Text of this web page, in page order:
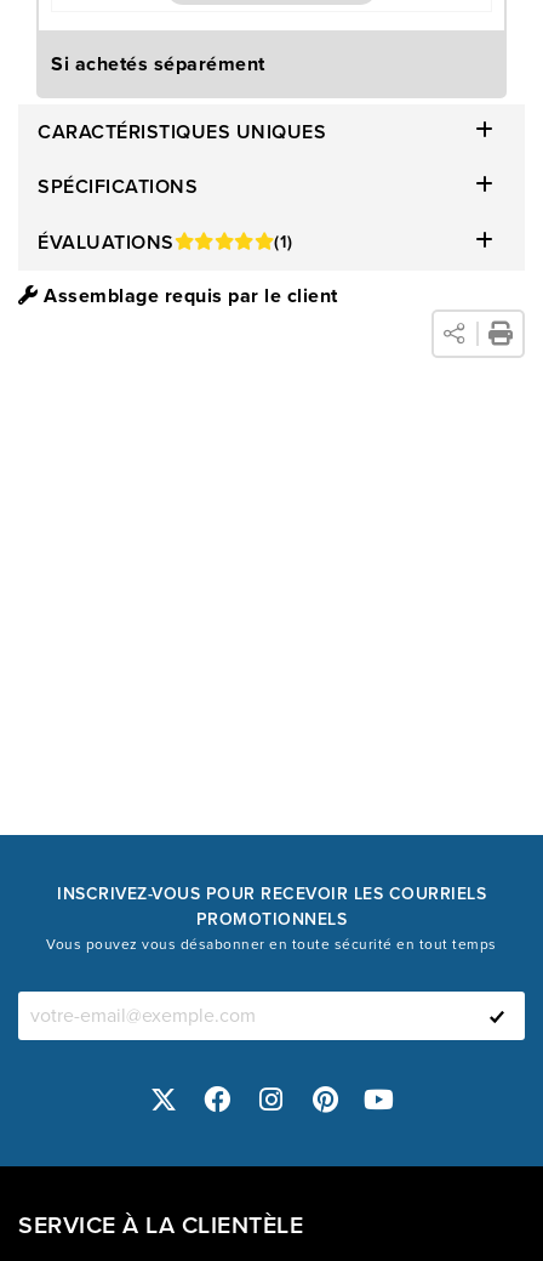
Si achetés séparément
CARACTÉRISTIQUES UNIQUES
SPÉCIFICATIONS
ÉVALUATIONS
(1)
Assemblage requis par le client
INSCRIVEZ-VOUS POUR RECEVOIR LES COURRIELS
PROMOTIONNELS
Vous pouvez vous désabonner en toute sécurité en tout temps
SERVICE À LA CLIENTÈLE